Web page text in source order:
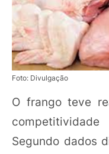
Foto: Divulgação
O frango teve
Segundo dados